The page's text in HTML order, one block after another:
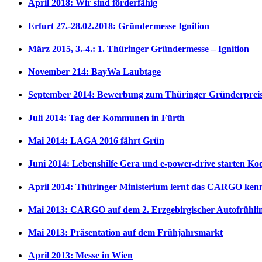
April 2018: Wir sind förderfähig
Erfurt 27.-28.02.2018: Gründermesse Ignition
März 2015, 3.-4.: 1. Thüringer Gründermesse – Ignition
November 214: BayWa Laubtage
September 2014: Bewerbung zum Thüringer
Juli 2014: Tag der Kommunen in Fürth
Mai 2014: LAGA 2016 fährt Grün
Juni 2014: Lebenshilfe Gera und e-power-drive starten
April 2014: Thüringer Ministerium lernt das CARGO
Mai 2013: CARGO auf dem 2. Erzgebirgischer
Mai 2013: Präsentation auf dem Frühjahrsmarkt
April 2013: Messe in Wien